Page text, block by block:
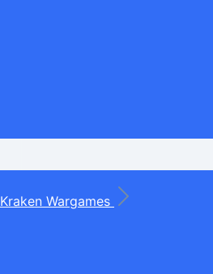
Kraken Wargames